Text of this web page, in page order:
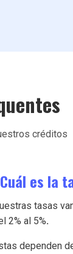
créditos
es la
tasas
2% al 5%.
dependen